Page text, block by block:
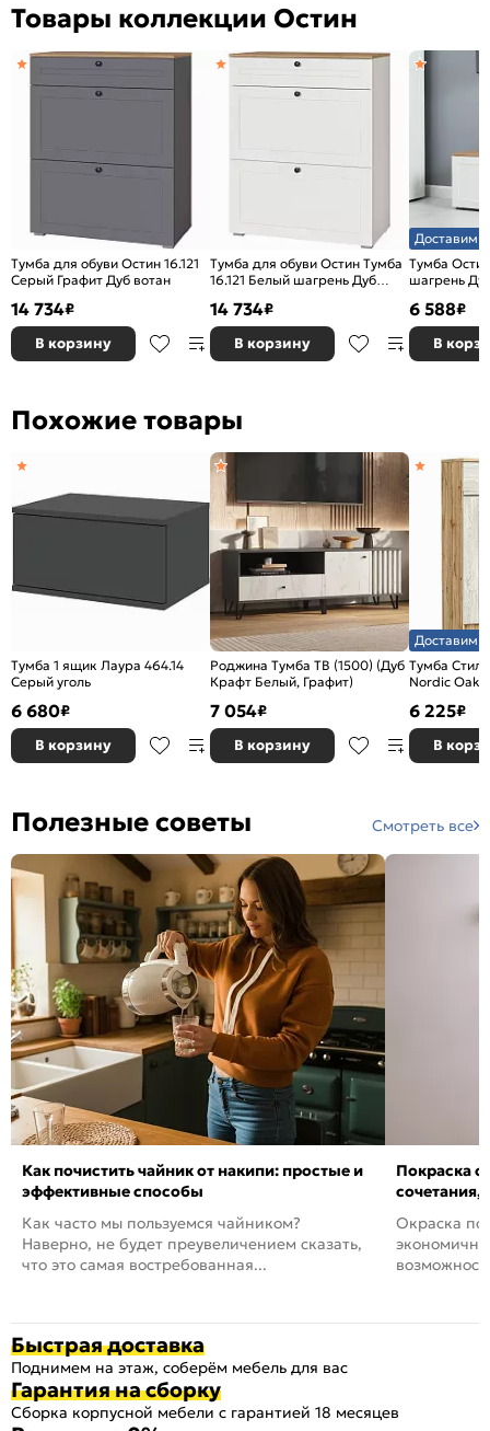
Товары коллекции Остин
Тумба для обуви Остин 16.121
Серый Графит Дуб вотан
14 734₽
В корзину
Тумба для обуви Остин Тумба
16.121 Белый шагрень Дуб
14 734₽
В корзину
Доставим
Тумба
шагрень
6 588₽
В
Похожие товары
Тумба 1 ящик Лаура 464.14
Серый уголь
6 680₽
В корзину
Роджина Тумба ТВ (1500) (Дуб
Крафт Белый, Графит)
7 054₽
В корзину
Доставим
Тумба
Nordic Oak
6 225₽
В
Полезные советы Смотреть все
Как почистить чайник от накипи: простые и
эффективные способы
Как часто мы пользуемся чайником?
Наверно, не будет преувеличением сказать,
что это самая востребованная...
Покраска
сочетания,
Окраска
Быстрая доставка
Поднимем на этаж, соберём мебель для вас
Гарантия на сборку
Сборка корпусной мебели с гарантией 18 месяцев